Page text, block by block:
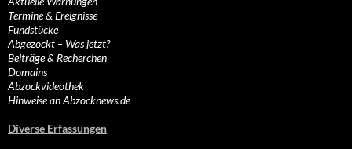
Termine & Ereignisse
Fundstücke
Abgezockt – Was jetzt?
Beiträge & Recherchen
Domains
Abzockvideothek
Hinweise an Abzocknews.de
Diverse Erfassungen